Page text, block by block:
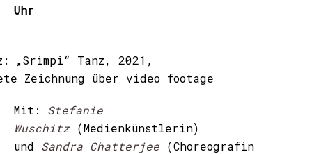
Uhr
„Srimpi“ Tanz, 2021,
Zeichnung über video footage
Mit: Stefanie
Wuschitz (Medienkünstlerin)
und Sandra Chatterjee (Choreografin